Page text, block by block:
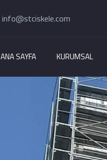
info@stciskele.com
ANA SAYFA KURUMSAL